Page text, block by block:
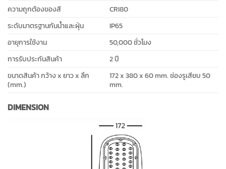
ความถูกต้องของสี
CRI80
ระดับมาตรฐานกันน้ำและฝุ่น
IP65
อายุการใช้งาน
50,000 ชั่วโมง
การรับประกันสินค้า
2 ปี
ขนาดสินค้า กว้าง x ยาว x ลึก
(mm.)
172 x 380 x 60 mm. ช่องรูเสียบ 50
mm.
DIMENSION